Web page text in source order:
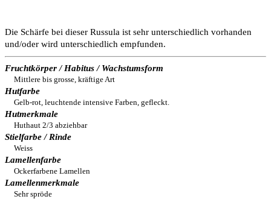
Die Schärfe bei dieser Russula ist sehr unterschiedlich vorhanden
und/oder wird unterschiedlich empfunden.
Fruchtkörper / Habitus / Wachstumsform
Mittlere bis grosse, kräftige Art
Hutfarbe
Gelb-rot, leuchtende intensive Farben, gefleckt.
Hutmerkmale
Huthaut 2/3 abziehbar
Stielfarbe / Rinde
Weiss
Lamellenfarbe
Ockerfarbene Lamellen
Lamellenmerkmale
Sehr spröde